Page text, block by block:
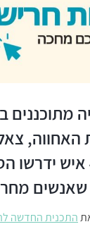
חנייה
"באירוע של
שאנשים
התכנית החדשה